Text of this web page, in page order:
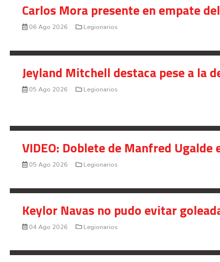
Carlos Mora presente en empate
06 Ago 2026 Legionarios
Jeyland Mitchell destaca pese a la
05 Ago 2026 Legionarios
VIDEO: Doblete de Manfred
05 Ago 2026 Legionarios
Keylor Navas no pudo evitar
04 Ago 2026 Legionarios